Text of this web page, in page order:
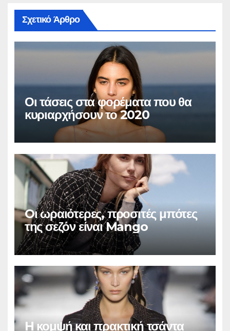
Σχετικό Άρθρο
Οι τάσεις στα φορέματα που θα
κυριαρχήσουν το 2020
Oι ωραιότερες, προσιτές μπότες
της σεζόν είναι Mango
H κομψή και πρακτική τσάντα